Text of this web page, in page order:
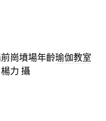
崗墳場年齡瑜伽教室
力 攝